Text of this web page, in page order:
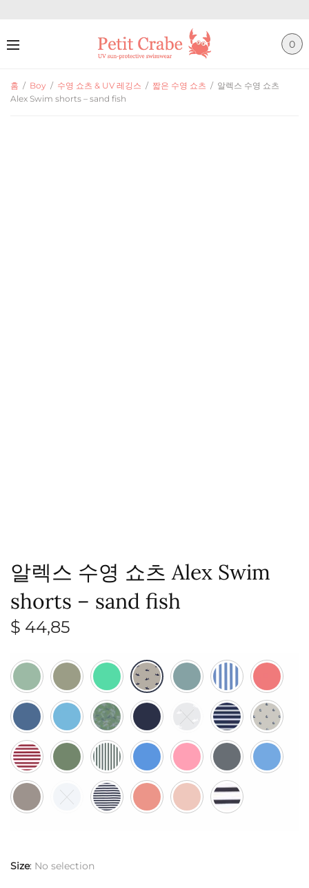
0
홈 / Boy / 수영 쇼츠 & UV 레깅스 / 짧은 수영 쇼츠 / 알렉스 수영 쇼츠
Alex Swim shorts – sand fish
알렉스 수영 쇼츠 Alex Swim
shorts – sand fish
$ 44,85
Size: No selection